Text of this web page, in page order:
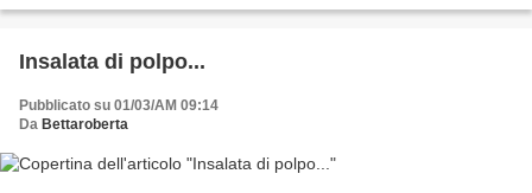
Insalata di polpo...
Pubblicato su 01/03/AM 09:14
Da Bettaroberta